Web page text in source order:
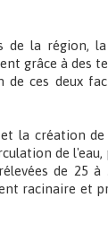
de la région,
grâce à des
ces deux
la création
de
de 25
racinaire et